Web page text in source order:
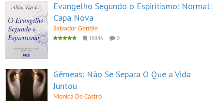
Evangelho Segundo o Espiritismo: Normal:
Capa Nova
Salvador Gentile
19846 0
Gêmeas: Não Se Separa O Que a Vida
Juntou
Monica De Castro